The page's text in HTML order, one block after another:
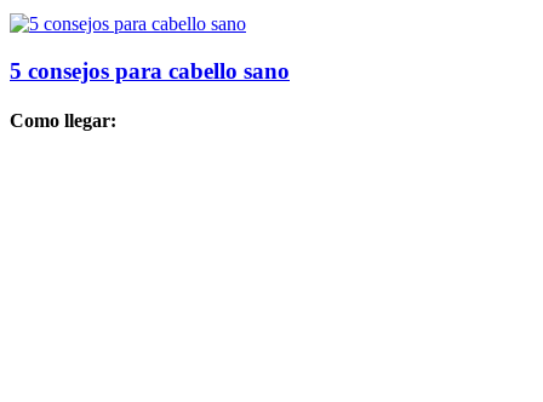
5 consejos para cabello sano
Como llegar: